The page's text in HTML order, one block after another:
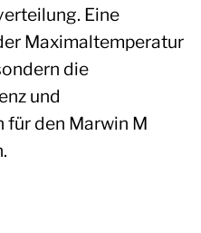
Eine
Maximaltemperatur
die
und
für den Marwin M